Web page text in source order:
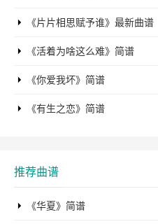
《片片相思赋予谁》最新曲谱
《活着为啥这么难》简谱
《你爱我坏》简谱
《有生之恋》简谱
推荐曲谱
《华夏》简谱